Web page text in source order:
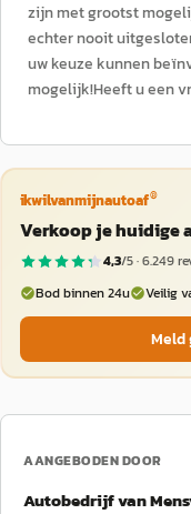
zijn met grootst
echter nooit
uw keuze kunnen
mogelijk!Heeft u een
ikwilvanmijnautoaf®
Verkoop je huidige
4,3/5 ·6.249
Bod binnen 24u
Veilig
Meld
AANGEBODEN DOOR
Autobedrijf van